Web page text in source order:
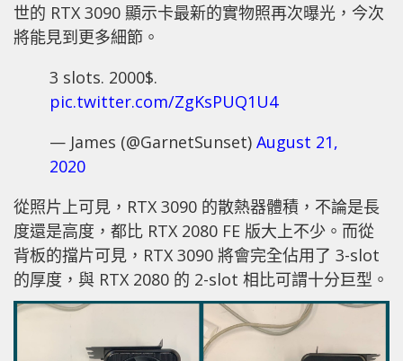
世的 RTX 3090 顯示卡最新的實物照再次曝光，今次
將能見到更多細節。
3 slots. 2000$.
pic.twitter.com/ZgKsPUQ1U4
— James (@GarnetSunset) August 21,
2020
從照片上可見，RTX 3090 的散熱器體積，不論是長
度還是高度，都比 RTX 2080 FE 版大上不少。而從
背板的擋片可見，RTX 3090 將會完全佔用了 3-slot
的厚度，與 RTX 2080 的 2-slot 相比可謂十分巨型。